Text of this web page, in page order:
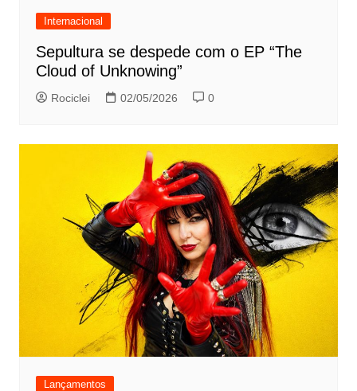
Internacional
Sepultura se despede com o EP “The
Cloud of Unknowing”
Rociclei 02/05/2026 0
Lançamentos